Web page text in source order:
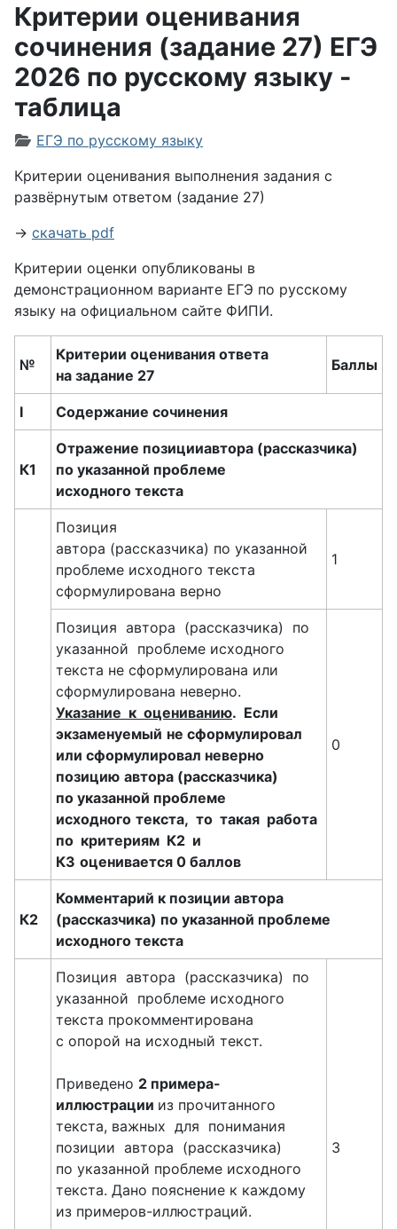
Критерии оценивания
сочинения (задание 27) ЕГЭ
2026 по русскому языку -
таблица
Информация о материале
ЕГЭ по русскому языку
Критерии оценивания выполнения задания с
развёрнутым ответом (задание 27)
→ скачать pdf
Критерии оценки опубликованы в
демонстрационном варианте ЕГЭ по русскому
языку на официальном сайте ФИПИ.
№
Критерии оценивания ответа
на задание 27
Баллы
I Содержание сочинения
К1
Отражение позицииавтора (рассказчика)
по указанной проблеме
исходного текста
Позиция
автора (рассказчика) по указанной
проблеме исходного текста
сформулирована верно
1
Позиция автора (рассказчика) по
указанной проблеме исходного
текста не сформулирована или
сформулирована неверно.
Указание к оцениванию. Если
экзаменуемый не сформулировал
или сформулировал неверно
позицию автора (рассказчика)
по указанной проблеме
исходного текста, то такая работа
по критериям К2 и
К3 оценивается 0 баллов
0
К2
Комментарий к позиции автора
(рассказчика) по указанной проблеме
исходного текста
Позиция автора (рассказчика) по
указанной проблеме исходного
текста прокомментирована
с опорой на исходный текст.
Приведено 2 примера-
иллюстрации из прочитанного
текста, важных для понимания
позиции автора (рассказчика)
по указанной проблеме исходного
текста. Дано пояснение к каждому
из примеров-иллюстраций.
3